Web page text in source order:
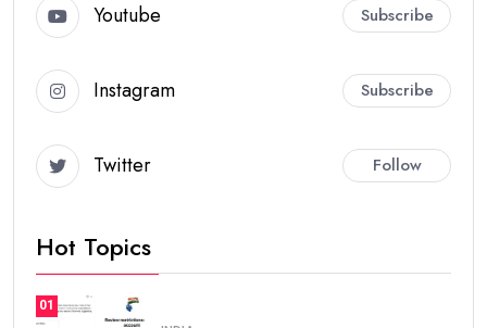
Youtube Subscribe
Instagram Subscribe
Twitter Follow
Hot Topics
01